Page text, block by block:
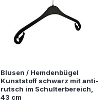
Blusen / Hemdenbügel
Kunststoff schwarz mit anti-
rutsch im Schulterbereich,
43 cm